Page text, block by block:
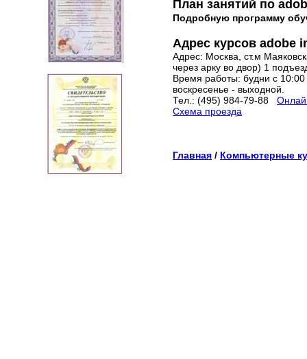
План занятий по
Подробную программу
Адрес курсов adobe
Адрес: Москва, ст.м
через арку во двор) 1
Время работы: будни с
воскресенье - выходной.
Тел.: (495) 984-79-88
Схема проезда
Главная / Компьютерные